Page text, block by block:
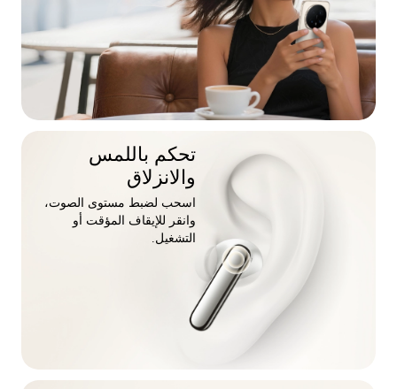
تحكم باللمس
والانزلاق
اسحب لضبط مستوى الصوت،
وانقر للإيقاف المؤقت أو
التشغيل.